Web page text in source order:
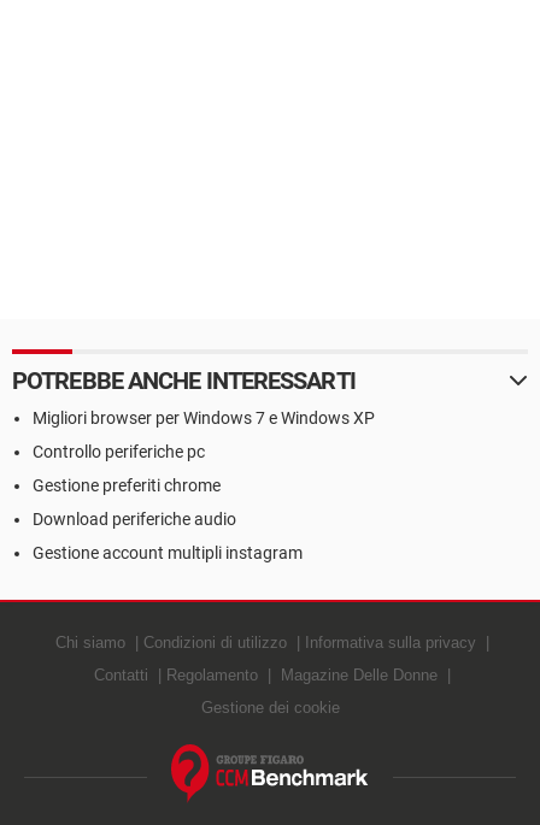
POTREBBE ANCHE INTERESSARTI
Migliori browser per Windows 7 e Windows XP
Controllo periferiche pc
Gestione preferiti chrome
Download periferiche audio
Gestione account multipli instagram
Chi siamo Condizioni di utilizzo
Informativa sulla privacy
Contatti
Regolamento
Magazine Delle Donne
Gestione dei cookie